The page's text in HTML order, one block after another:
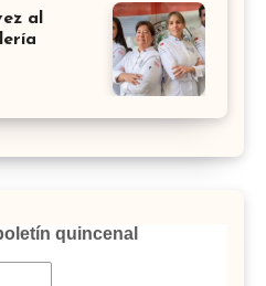
al
quincenal